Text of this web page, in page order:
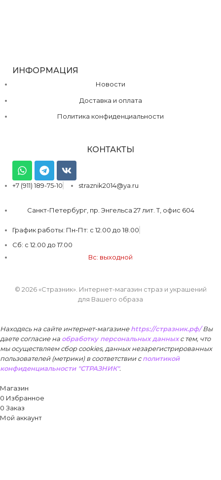
ИНФОРМАЦИЯ
Новости
Доставка и оплата
Политика конфиденциальности
КОНТАКТЫ
+7 (911) 189-75-10 straznik2014@ya.ru
Санкт-Петербург, пр. Энгельса 27 лит. Т, офис 604
График работы: Пн-Пт: с 12.00 до 18.00
Сб: с 12.00 до 17.00
Вс: выходной
© 2026 «Стразник». Интернет-магазин страз и украшений
для Вашего образа
Находясь на сайте интернет-магазинеhttps://стразник.рф/Вы
даете согласие на обработку персональных данныхс тем, что
мы осуществляем сбор cookies, данных незарегистрированных
пользователей (метрики) в соответствиисполитикой
конфиденциальности "СТРАЗНИК".
Магазин
0 Избранное
0 Заказ
Мой аккаунт